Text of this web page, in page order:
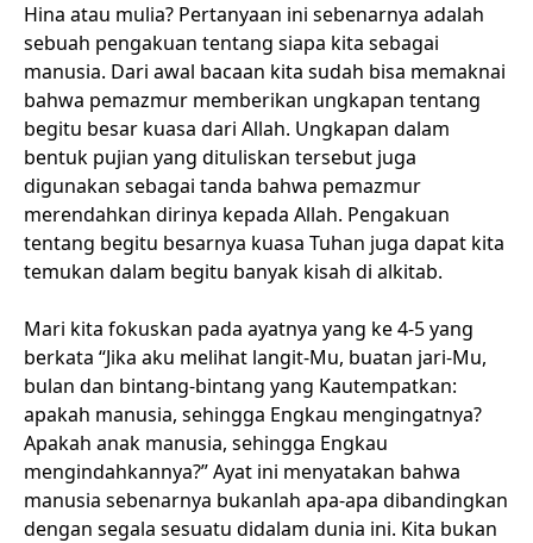
Hina atau mulia? Pertanyaan ini sebenarnya adalah
sebuah pengakuan tentang siapa kita sebagai
manusia. Dari awal bacaan kita sudah bisa memaknai
bahwa pemazmur memberikan ungkapan tentang
begitu besar kuasa dari Allah. Ungkapan dalam
bentuk pujian yang dituliskan tersebut juga
digunakan sebagai tanda bahwa pemazmur
merendahkan dirinya kepada Allah. Pengakuan
tentang begitu besarnya kuasa Tuhan juga dapat kita
temukan dalam begitu banyak kisah di alkitab.
Mari kita fokuskan pada ayatnya yang ke 4-5 yang
berkata “Jika aku melihat langit-Mu, buatan jari-Mu,
bulan dan bintang-bintang yang Kautempatkan:
apakah manusia, sehingga Engkau mengingatnya?
Apakah anak manusia, sehingga Engkau
mengindahkannya?” Ayat ini menyatakan bahwa
manusia sebenarnya bukanlah apa-apa dibandingkan
dengan segala sesuatu didalam dunia ini. Kita bukan